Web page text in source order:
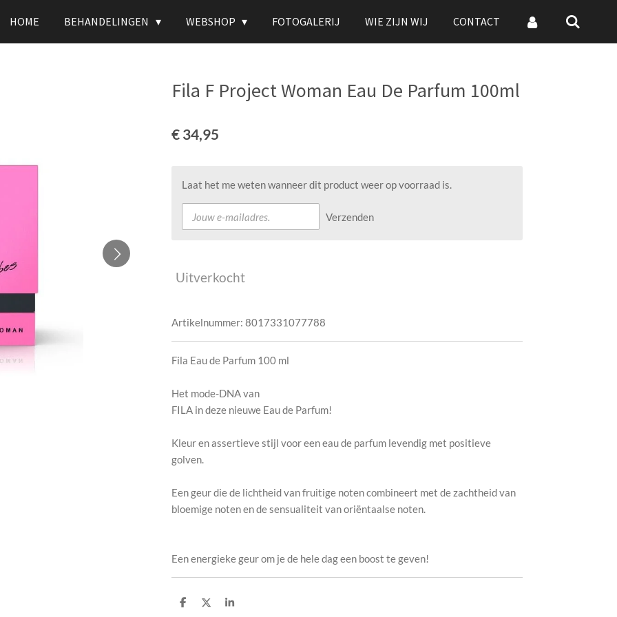
HOME BEHANDELINGEN WEBSHOP FOTOGALERIJ WIE ZIJN WIJ CONTACT
Fila F Project Woman Eau De Parfum 100ml
€ 34,95
Laat het me weten wanneer dit product weer op voorraad is.
Verzenden
Uitverkocht
Artikelnummer: 8017331077788
Fila Eau de Parfum 100 ml
Het mode-DNA van
FILA in deze nieuwe Eau de Parfum!
Kleur en assertieve stijl voor een eau de parfum levendig met positieve
golven.
Een geur die de lichtheid van fruitige noten combineert met de zachtheid van
bloemige noten en de sensualiteit van oriëntaalse noten.
Een energieke geurom je de hele dag een boost te geven!
D
D
S